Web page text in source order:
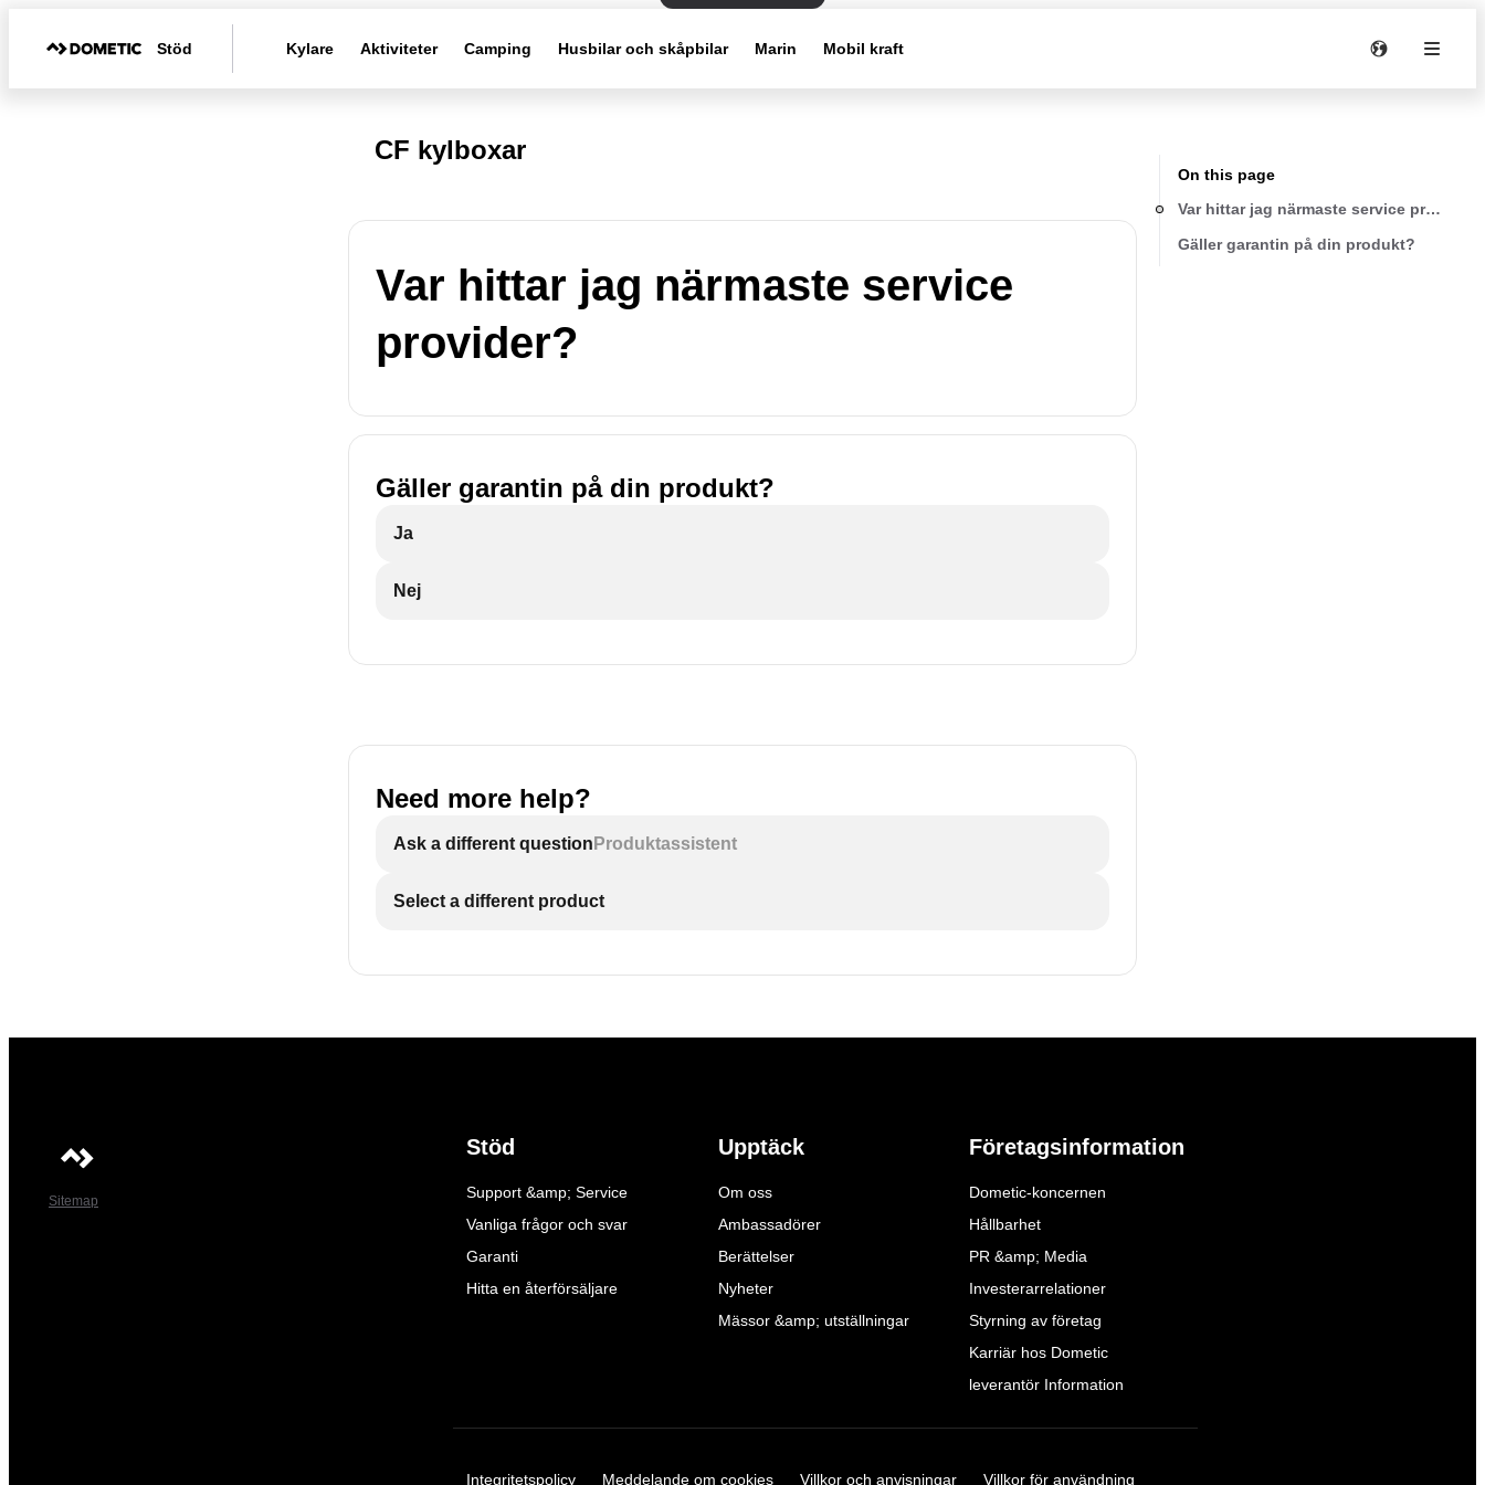
Stöd Kylare Aktiviteter Camping Husbilar och skåpbilar Marin Mobil kraft
CF kylboxar
Var hittar jag närmaste service
provider?
Gäller garantin på din produkt?
Ja
Nej
Need more help?
Ask a different question Produktassistent
Select a different product
On this page
Var hittar jag närmaste service provider?
Gäller garantin på din produkt?
Sitemap
Stöd
Support &amp; Service
Vanliga frågor och svar
Garanti
Hitta en återförsäljare
Upptäck
Om oss
Ambassadörer
Berättelser
Nyheter
Mässor &amp; utställningar
Företagsinformation
Dometic-koncernen
Hållbarhet
PR &amp; Media
Investerarrelationer
Styrning av företag
Karriär hos Dometic
leverantör Information
Integritetspolicy Meddelande om cookies Villkor och anvisningar Villkor för användning